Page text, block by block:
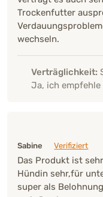
Trockenfutter
wechseln.
Verträglichkeit:
Ja, ich
Sabine
Verifiziert
Das Produkt ist
Hündin sehr,für
super als